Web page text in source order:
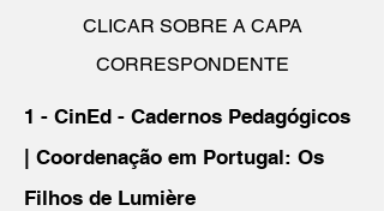
CLICAR SOBRE A CAPA
CORRESPONDENTE
1 - CinEd - Cadernos Pedagógicos
| Coordenação em Portugal: Os
Filhos de Lumière